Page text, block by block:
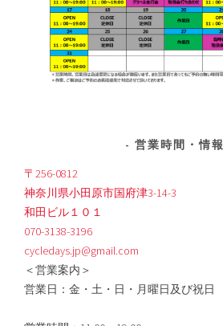
営業時間・情報
〒256-0812
神奈川県小田原市国府津3-14-3
和田ビル１０１
070-3138-3196
cycledays.jp@gmail.com
＜営業案内＞
営業日：金・土・日・月曜日及び祝日